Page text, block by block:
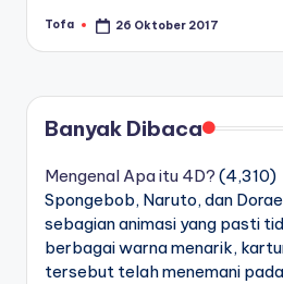
Posted
Tofa 26 Oktober 2017
Banyak Dibaca
Mengenal Apa itu 4D? (4,310)
Spongebob, Naruto, dan
sebagian animasi yang pasti
berbagai warna menarik,
tersebut telah menemani